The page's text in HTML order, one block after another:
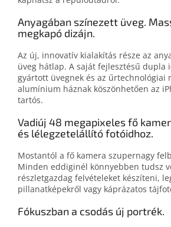
Anyagában színezett üveg.
megkapó dizájn.
Az új, innovatív kialakítás része az
üveg hátlap. A saját fejlesztésű dupla
gyártott üvegnek és az űrtechnológiai
alumínium háznak köszönhetően az
tartós.
Vadiúj 48 megapixeles fő
és lélegzetelállító fotóidhoz.
Mostantól a fő kamera szupernagy
Minden eddiginél könnyebben tudsz
részletgazdag felvételeket készíteni,
pillanatképekről vagy káprázatos
Fókuszban a csodás új portrék.